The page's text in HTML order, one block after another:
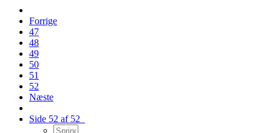
Forrige
47
48
49
50
51
52
Næste
Side 52 af 52